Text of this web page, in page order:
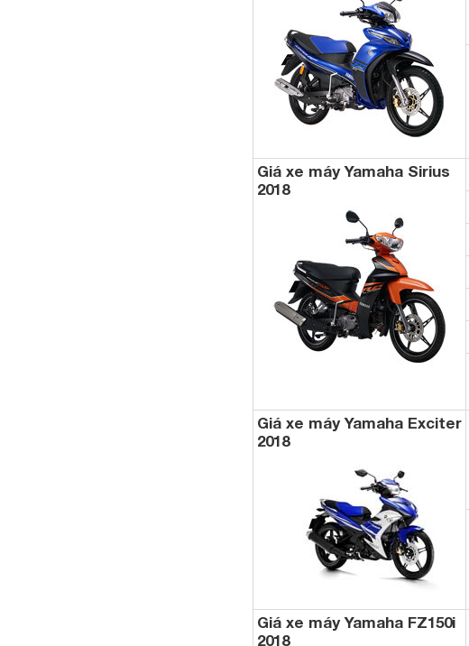
Giá xe máy Yamaha Sirius
2018
Giá xe máy Yamaha Exciter
2018
Giá xe máy Yamaha FZ150i
2018